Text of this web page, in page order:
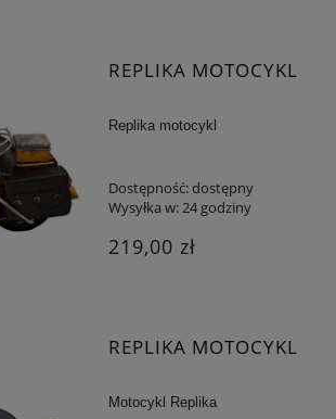
148,75 zł
REPLIKA MOTOCYKL
Replika motocykl
Dostępność:dostępny
Wysyłka w:24 godziny
219,00 zł
REPLIKA MOTOCYKL
Motocykl Replika